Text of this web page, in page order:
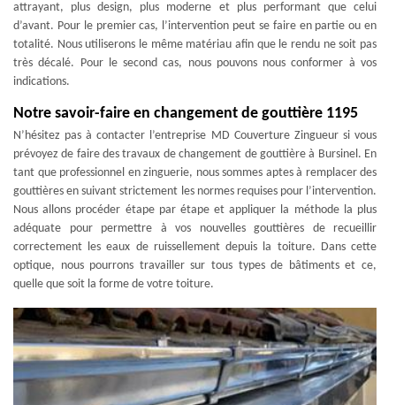
attrayant, plus design, plus moderne et plus performant que celui
d’avant. Pour le premier cas, l’intervention peut se faire en partie ou en
totalité. Nous utiliserons le même matériau afin que le rendu ne soit pas
très décalé. Pour le second cas, nous pouvons nous conformer à vos
indications.
Notre savoir-faire en changement de gouttière 1195
N’hésitez pas à contacter l’entreprise MD Couverture Zingueur si vous
prévoyez de faire des travaux de changement de gouttière à Bursinel. En
tant que professionnel en zinguerie, nous sommes aptes à remplacer des
gouttières en suivant strictement les normes requises pour l’intervention.
Nous allons procéder étape par étape et appliquer la méthode la plus
adéquate pour permettre à vos nouvelles gouttières de recueillir
correctement les eaux de ruissellement depuis la toiture. Dans cette
optique, nous pourrons travailler sur tous types de bâtiments et ce,
quelle que soit la forme de votre toiture.